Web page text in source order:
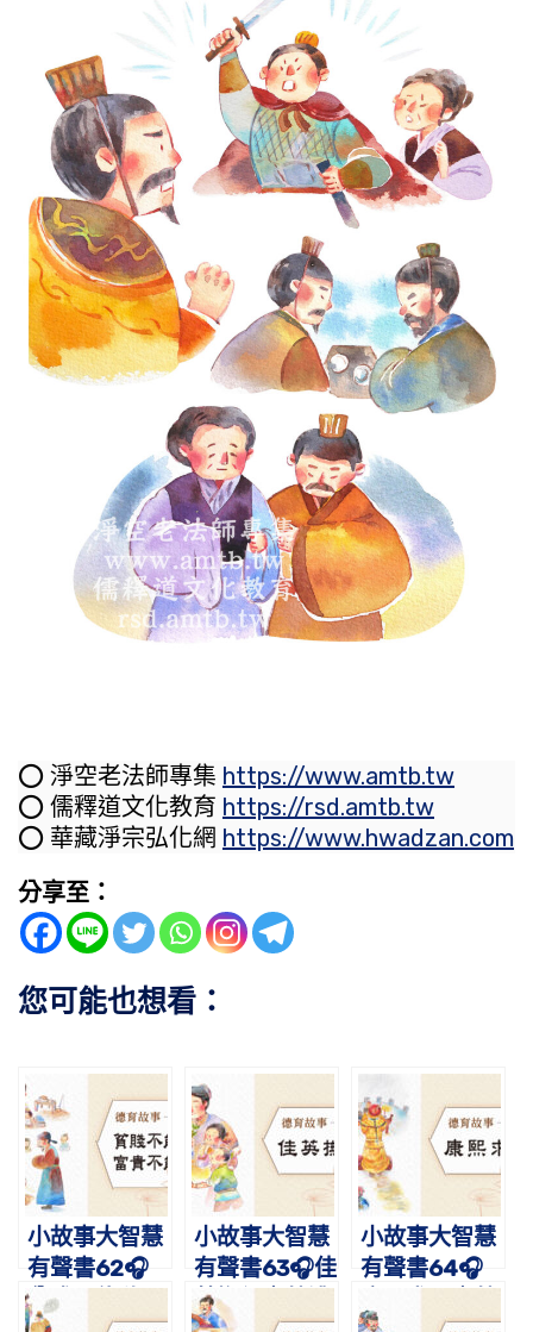
⭕️ 淨空老法師專集 https://www.amtb.tw
⭕️ 儒釋道文化教育 https://rsd.amtb.tw
⭕️ 華藏淨宗弘化網 https://www.hwadzan.com
分享至：
您可能也想看：
小故事大智慧
有聲書62🎧
貧賤不能移，
小故事大智慧
有聲書63🎧佳
英撫侄｜蔡禮
小故事大智慧
有聲書64🎧